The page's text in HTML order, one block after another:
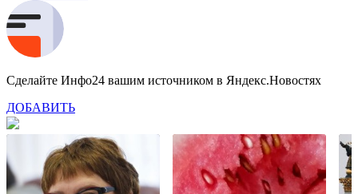
Сделайте Инфо24 вашим источником в Яндекс.Новостях
ДОБАВИТЬ